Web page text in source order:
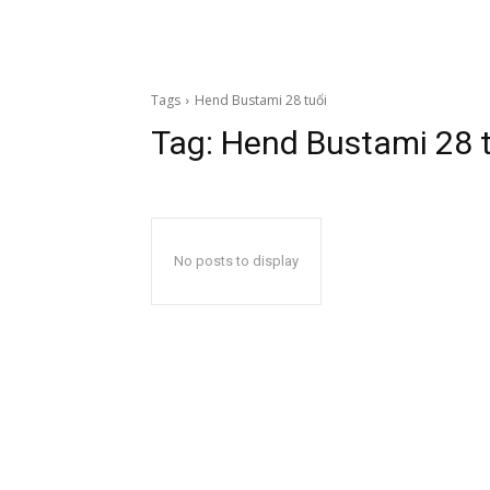
Tags Hend Bustami 28 tuổi
Tag: Hend Bustami 28
No posts to display